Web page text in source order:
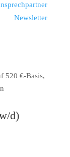
Newsletter
520 €-Basis,
d)